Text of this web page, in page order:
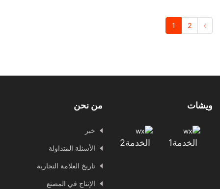
1 2 ›
ويشات
الخدمة1 الخدمة2
من نحن
خبر
الأسئلة المتداولة
تاريخ العلامة التجارية
الإنتاج في المصنع